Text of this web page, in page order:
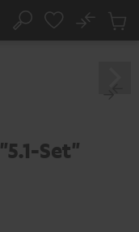
Suche
No
Set"